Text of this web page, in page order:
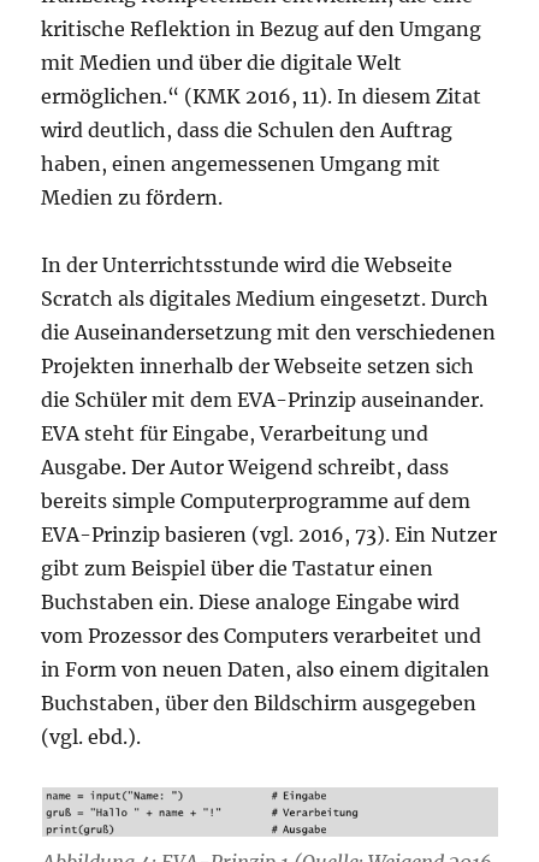
kritische Reflektion in Bezug auf den Umgang
mit Medien und über die digitale Welt
ermöglichen.“ (KMK 2016, 11). In diesem Zitat
wird deutlich, dass die Schulen den Auftrag
haben, einen angemessenen Umgang mit
Medien zu fördern.
In der Unterrichtsstunde wird die Webseite
Scratch als digitales Medium eingesetzt. Durch
die Auseinandersetzung mit den verschiedenen
Projekten innerhalb der Webseite setzen sich
die Schüler mit dem EVA-Prinzip auseinander.
EVA steht für Eingabe, Verarbeitung und
Ausgabe. Der Autor Weigend schreibt, dass
bereits simple Computerprogramme auf dem
EVA-Prinzip basieren (vgl. 2016, 73). Ein Nutzer
gibt zum Beispiel über die Tastatur einen
Buchstaben ein. Diese analoge Eingabe wird
vom Prozessor des Computers verarbeitet und
in Form von neuen Daten, also einem digitalen
Buchstaben, über den Bildschirm ausgegeben
(vgl. ebd.).